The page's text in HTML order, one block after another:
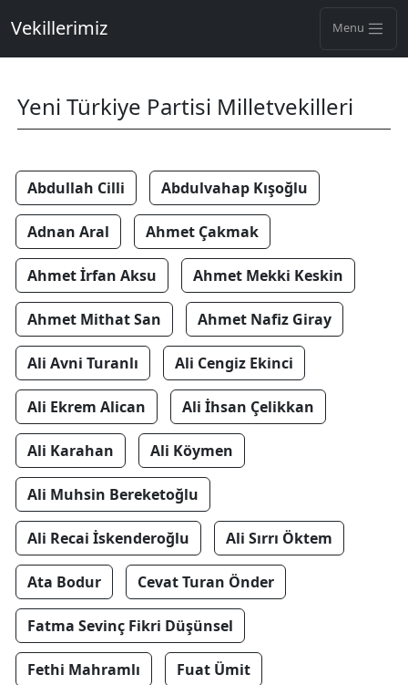
Vekillerimiz Menu
Yeni Türkiye Partisi Milletvekilleri
Abdullah Cilli Abdulvahap Kışoğlu
Adnan Aral Ahmet Çakmak
Ahmet İrfan Aksu Ahmet Mekki Keskin
Ahmet Mithat San Ahmet Nafiz Giray
Ali Avni Turanlı Ali Cengiz Ekinci
Ali Ekrem Alican Ali İhsan Çelikkan
Ali Karahan Ali Köymen
Ali Muhsin Bereketoğlu
Ali Recai İskenderoğlu Ali Sırrı Öktem
Ata Bodur Cevat Turan Önder
Fatma Sevinç Fikri Düşünsel
Fethi Mahramlı Fuat Ümit